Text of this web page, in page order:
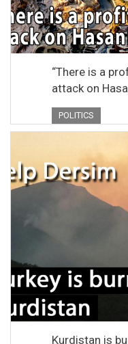
“There is a
attack on
POLITICS
Kurdistan is